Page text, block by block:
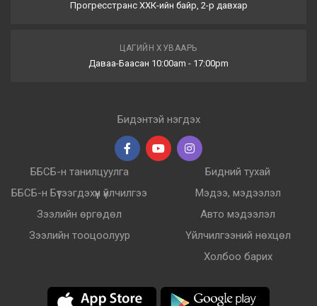
Прогресстранс ХХК-ийн байр, 2-р давхар
ЦАГИЙН ХУВААРЬ
Даваа-Баасан 10:00am - 17:00pm
Бидэнтэй нэгдэх
ББСБ-н танилцуулга
ББСБ-н Бүтээгдэхүүн үйлчилгээ
Зээлийн өргөдөл
Зээлийн тооцоолуур
Бидний тухай
Мэдээ, мэдээлэл
Авто мэдээлэл
Үйлчилгээний нөхцөл
Холбоо барих